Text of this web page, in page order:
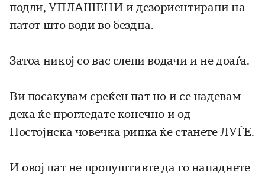
подли, УПЛАШЕНИ и дезориентирани на
патот што води во бездна.
Затоа никој со вас слепи водачи и не доаѓа.
Ви посакувам среќен пат но и се надевам
дека ќе прогледате конечно и од
Постојнска човечка рипка ќе станете ЛУЃЕ.
И овој пат не пропуштивте да го нападнете